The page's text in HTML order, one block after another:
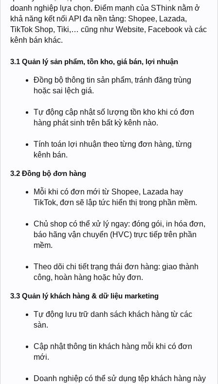
doanh nghiệp lựa chọn. Điểm mạnh của SThink nằm ở
khả năng kết nối API đa nền tảng: Shopee, Lazada,
TikTok Shop, Tiki,… cũng như Website, Facebook và các
kênh bán khác.
3.1 Quản lý sản phẩm, tồn kho, giá bán, lợi nhuận
Đồng bộ thông tin sản phẩm, tránh đăng trùng
hoặc sai lệch giá.
Tự động cập nhật số lượng tồn kho khi có đơn
hàng phát sinh trên bất kỳ kênh nào.
Tính toán lợi nhuận theo từng đơn hàng, từng
kênh bán.
3.2 Đồng bộ đơn hàng
Mỗi khi có đơn mới từ Shopee, Lazada hay
TikTok, đơn sẽ lập tức hiển thị trong phần mềm.
Chủ shop có thể xử lý ngay: đóng gói, in hóa đơn,
báo hãng vận chuyển (HVC) trực tiếp trên phần
mềm.
Theo dõi chi tiết trạng thái đơn hàng: giao thành
công, hoàn hàng hoặc hủy đơn.
3.3 Quản lý khách hàng & dữ liệu marketing
Tự động lưu trữ danh sách khách hàng từ các
sàn.
Cập nhật thông tin khách hàng mỗi khi có đơn
mới.
Doanh nghiệp có thể sử dụng tệp khách hàng này